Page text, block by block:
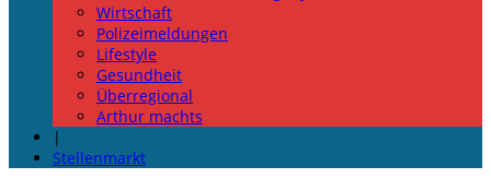
Wirtschaft
Polizeimeldungen
Lifestyle
Gesundheit
Überregional
Arthur machts
|
Stellenmarkt